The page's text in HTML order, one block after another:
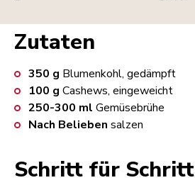
Zutaten
350 g Blumenkohl, gedämpft
100 g Cashews, eingeweicht
250-300 ml Gemüsebrühe
Nach Belieben salzen
Schritt für Schritt